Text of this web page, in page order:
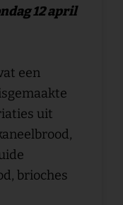
12 april
een
uit
brioches